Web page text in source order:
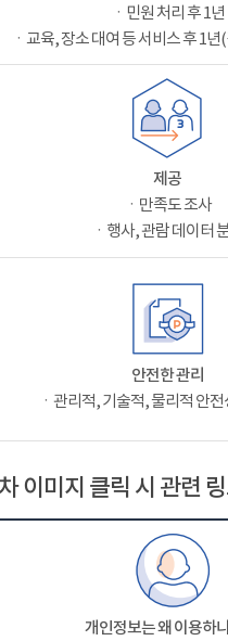
ㆍ민원 처리 후 1년
ㆍ교육, 장소 대여 등 서비스 후 1
제공
ㆍ만족도 조사
ㆍ행사, 관람 데이터
안전한 관리
ㆍ관리적, 기술적, 물리적 안전
이미지 클릭 시 관련
개인정보는 왜 이용하